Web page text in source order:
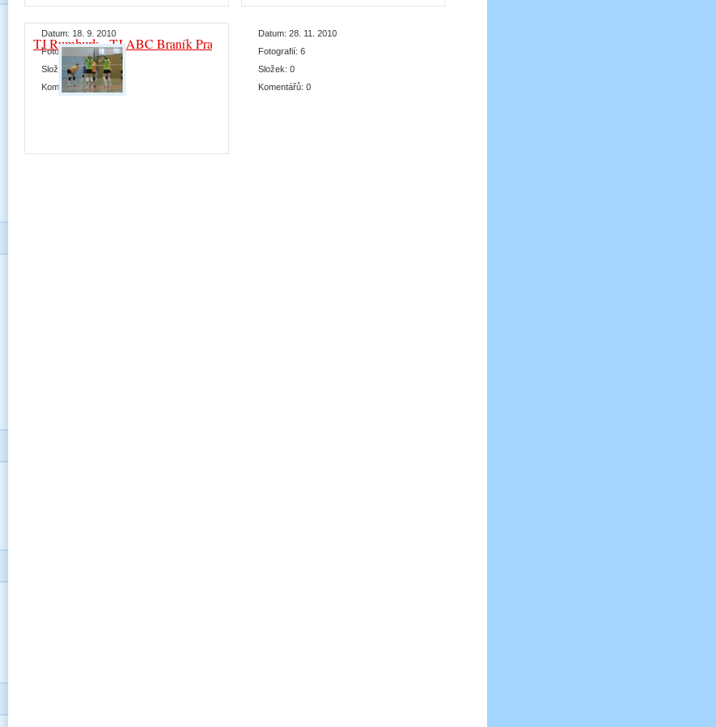
Datum: 18. 9. 2010
Fotografií: 7
Složek:0
Komentářů:0
Datum: 28. 11. 2010
Fotografií: 6
Složek: 0
Komentářů: 0
TJ Rumburk - TJ ABC Braník Praha